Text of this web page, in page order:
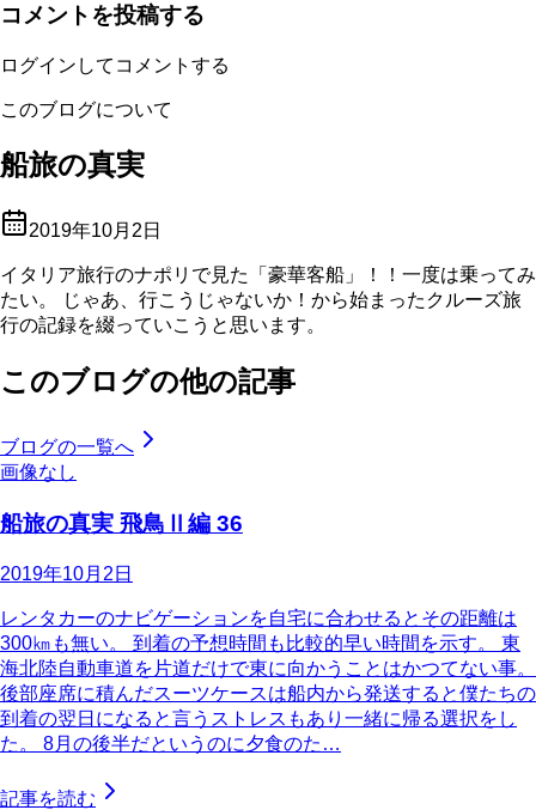
コメントを投稿する
ログインしてコメントする
このブログについて
船旅の真実
2019年10月2日
イタリア旅行のナポリで見た「豪華客船」！！一度は乗ってみ
たい。 じゃあ、行こうじゃないか！から始まったクルーズ旅
行の記録を綴っていこうと思います。
このブログの他の記事
ブログの一覧へ
画像なし
船旅の真実 飛鳥Ⅱ編 36
2019年10月2日
レンタカーのナビゲーションを自宅に合わせるとその距離は
300㎞も無い。 到着の予想時間も比較的早い時間を示す。 東
海北陸自動車道を片道だけで東に向かうことはかつてない事。
後部座席に積んだスーツケースは船内から発送すると僕たちの
到着の翌日になると言うストレスもあり一緒に帰る選択をし
た。 8月の後半だというのに夕食のた…
記事を読む